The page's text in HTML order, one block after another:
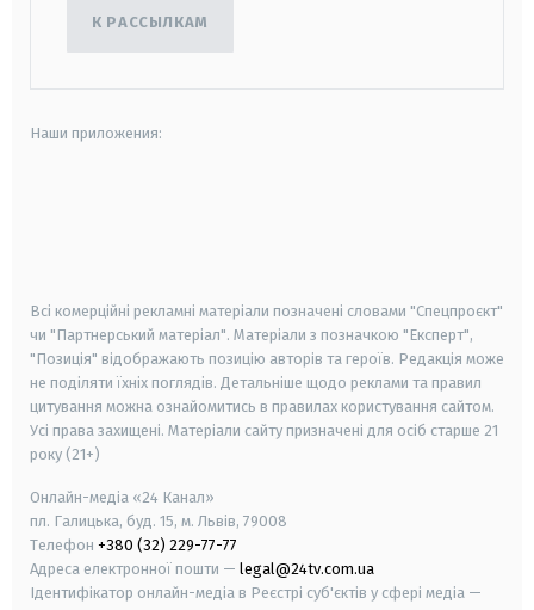
К РАССЫЛКАМ
Наши приложения:
Всі комерційні рекламні матеріали позначені словами "Спецпроєкт"
чи "Партнерський матеріал". Матеріали з позначкою "Експерт",
"Позиція" відображають позицію авторів та героїв. Редакція може
не поділяти їхніх поглядів. Детальніше щодо реклами та правил
цитування можна ознайомитись в правилах користування сайтом.
Усі права захищені. Матеріали сайту призначені для осіб старше 21
року (21+)
Онлайн-медіа «24 Канал»
пл. Галицька, буд. 15, м. Львів, 79008
Телефон +380 (32) 229-77-77
Адреса електронної пошти — legal@24tv.com.ua
Ідентифікатор онлайн-медіа в Реєстрі суб'єктів у сфері медіа —